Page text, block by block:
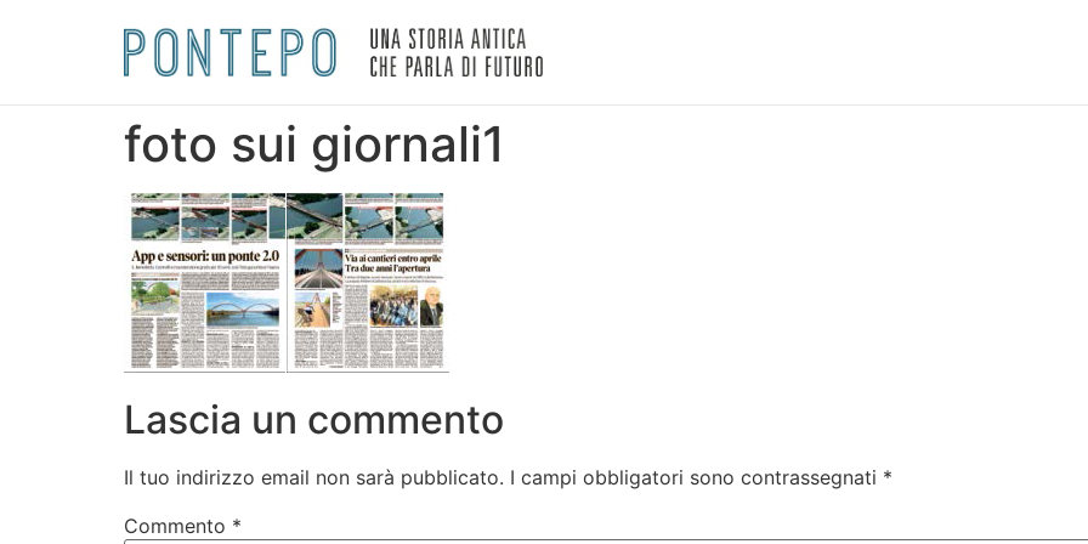
foto sui giornali1
Lascia un commento
Il tuo indirizzo email non sarà pubblicato. I campi obbligatori sono contrassegnati *
Commento *